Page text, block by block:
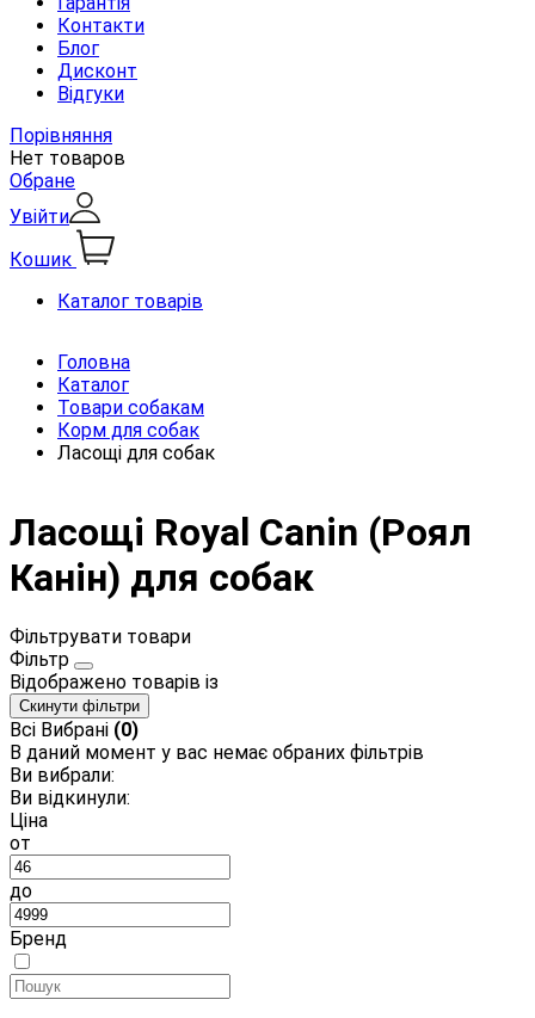
Контакти
Блог
Дисконт
Відгуки
Порівняння
Нет товаров
Обране
Увійти
Кошик
Каталог товарів
Головна
Каталог
Товари собакам
Корм для собак
Ласощі для собак
Ласощі Royal Canin (Роял
Канін) для собак
Фільтрувати товари
Фільтр
Відображено товарів із
Скинути фільтри
Всі Вибрані (0)
В даний момент у вас немає обраних фільтрів
Ви вибрали:
Ви відкинули:
Ціна
от
до
Бренд